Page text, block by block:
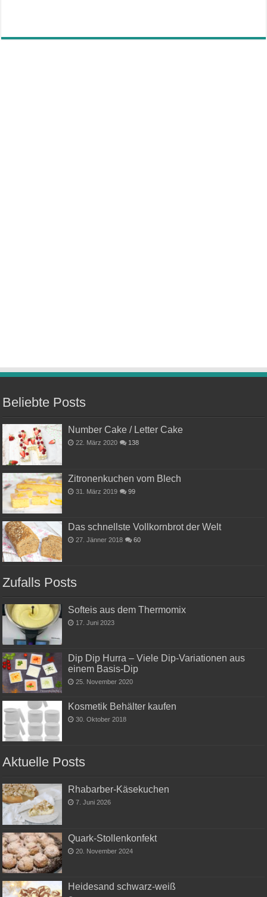
Beliebte Posts
Number Cake / Letter Cake
22. März 2020 138
Zitronenkuchen vom Blech
31. März 2019 99
Das schnellste Vollkornbrot der Welt
27. Jänner 2018 60
Zufalls Posts
Softeis aus dem Thermomix
17. Juni 2023
Dip Dip Hurra – Viele Dip-Variationen aus
einem Basis-Dip
25. November 2020
Kosmetik Behälter kaufen
30. Oktober 2018
Aktuelle Posts
Rhabarber-Käsekuchen
7. Juni 2026
Quark-Stollenkonfekt
20. November 2024
Heidesand schwarz-weiß